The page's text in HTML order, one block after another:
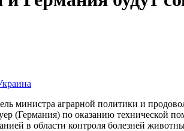
министра аграрной политики и
(Германия) по оказанию технической
в области контроля болезней